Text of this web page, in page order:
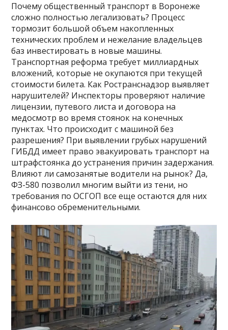
Почему общественный транспорт в Воронеже
сложно полностью легализовать? Процесс
тормозит большой объем накопленных
технических проблем и нежелание владельцев
баз инвестировать в новые машины.
Транспортная реформа требует миллиардных
вложений, которые не окупаются при текущей
стоимости билета. Как Ространснадзор выявляет
нарушителей? Инспекторы проверяют наличие
лицензии, путевого листа и договора на
медосмотр во время стоянок на конечных
пунктах. Что происходит с машиной без
разрешения? При выявлении грубых нарушений
ГИБДД имеет право эвакуировать транспорт на
штрафстоянка до устранения причин задержания.
Влияют ли самозанятые водители на рынок? Да,
ФЗ-580 позволил многим выйти из тени, но
требования по ОСГОП все еще остаются для них
финансово обременительными.